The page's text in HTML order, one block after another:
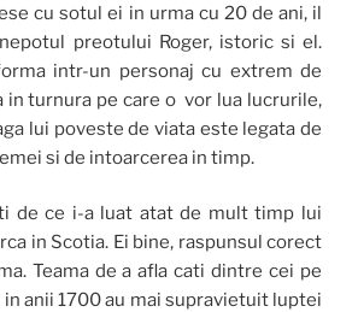
cu sotul ei in urma cu 20 de ani, il
preotului Roger, istoric si el.
intr-un personaj cu extrem de
in turnura pe care o vor lua lucrurile,
lui poveste de viata este legata de
si de intoarcerea in timp.
de ce i-a luat atat de mult timp lui
in Scotia. Ei bine, raspunsul corect
Teama de a afla cati dintre cei pe
anii 1700 au mai supravietuit luptei